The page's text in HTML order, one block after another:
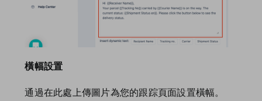
橫幅設置
通過在此處上傳圖片為您的跟踪頁面設置橫幅。